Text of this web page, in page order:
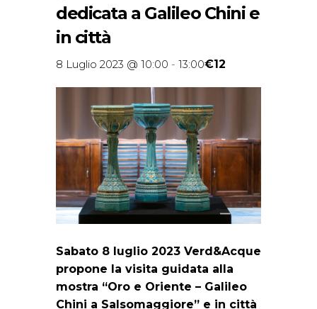
dedicata a Galileo Chini e
in città
8 Luglio 2023 @ 10:00 - 13:00€12
Sabato 8 luglio 2023 Verd&Acque
propone la visita guidata alla
mostra “Oro e Oriente – Galileo
Chini a Salsomaggiore” e in città